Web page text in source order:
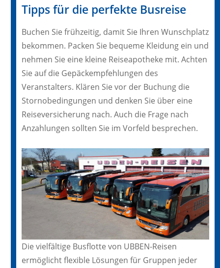
Tipps für die perfekte Busreise
Buchen Sie frühzeitig, damit Sie Ihren Wunschplatz
bekommen. Packen Sie bequeme Kleidung ein und
nehmen Sie eine kleine Reiseapotheke mit. Achten
Sie auf die Gepäckempfehlungen des
Veranstalters. Klären Sie vor der Buchung die
Stornobedingungen und denken Sie über eine
Reiseversicherung nach. Auch die Frage nach
Anzahlungen sollten Sie im Vorfeld besprechen.
Die vielfältige Busflotte von UBBEN-Reisen
ermöglicht flexible Lösungen für Gruppen jeder